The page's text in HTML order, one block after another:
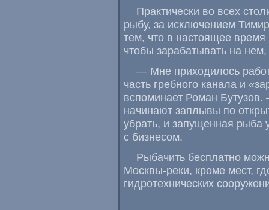
Практически во всех
рыбу, за исключением
тем, что в настоящее
чтобы зарабатывать на нем,
— Мне приходилось
часть гребного канала и
вспоминает Роман
начинают заплывы по
убрать, и запущенная рыба
с бизнесом.
Рыбачить бесплатно
Москвы-реки, кроме мест,
гидротехнических